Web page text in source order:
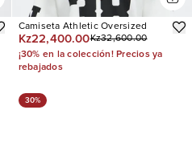
Camiseta Athletic Oversized
Kz22,400.00Kz32,600.00
¡30% en la colección! Precios ya
rebajados
30%